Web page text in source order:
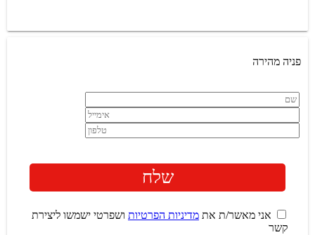
פניה מהירה
אני מאשר/ת את מדיניות הפרטיות ושפרטי ישמשו ליצירת
קשר